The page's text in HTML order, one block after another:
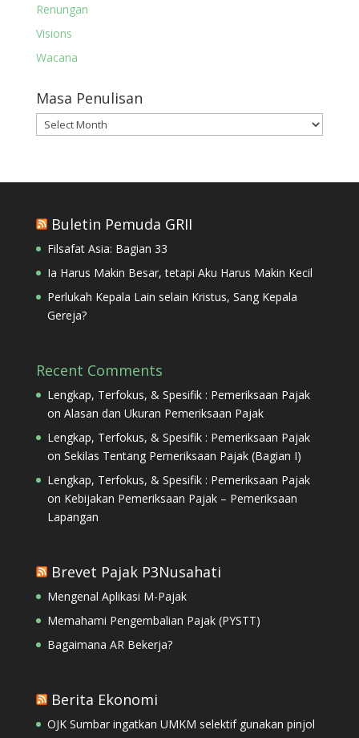
Renungan
Visions
Wacana
Masa Penulisan
Masa
Penulisan
Buletin Pemuda GRII
Filsafat Asia: Bagian 33
Ia Harus Makin Besar, tetapi Aku Harus Makin Kecil
Perlukah Kepala Lain selain Kristus, Sang Kepala
Gereja?
Recent Comments
Lengkap, Terfokus, & Spesifik : Pemeriksaan Pajak
on Alasan dan Ukuran Pemeriksaan Pajak
Lengkap, Terfokus, & Spesifik : Pemeriksaan Pajak
on Sekilas Tentang Pemeriksaan Pajak (Bagian I)
Lengkap, Terfokus, & Spesifik : Pemeriksaan Pajak
on Kebijakan Pemeriksaan Pajak – Pemeriksaan
Lapangan
Brevet Pajak P3Nusahati
Mengenal Aplikasi M-Pajak
Memahami Pengembalian Pajak (PYSTT)
Bagaimana AR Bekerja?
Berita Ekonomi
OJK Sumbar ingatkan UMKM selektif gunakan pinjol